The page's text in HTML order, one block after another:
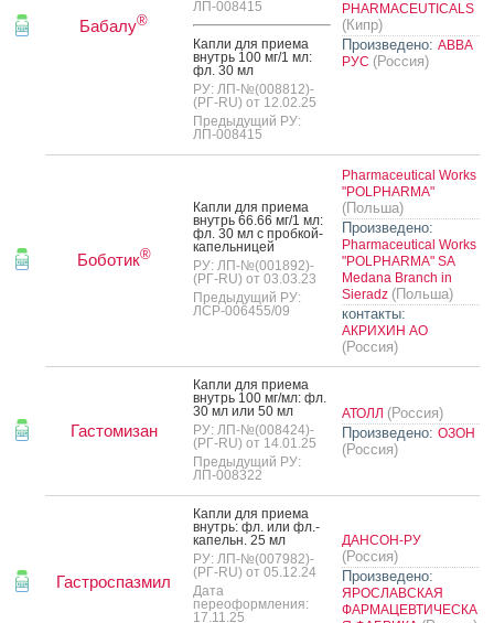
Бабалу®
ЛП-008415
Кап­ли для при­ема
внутрь 100 мг/1 мл:
фл. 30 мл
РУ: ЛП-№(008812)-
(РГ-RU) от 12.02.25
Предыдущий РУ:
ЛП-008415
PHARMACEUTICALS
(Кипр)
Произведено: АВВА
РУС (Россия)
Боботик®
Кап­ли для при­ема
внутрь 66.66 мг/1 мл:
фл. 30 мл с проб­кой-
ка­пель­ни­цей
РУ: ЛП-№(001892)-
(РГ-RU) от 03.03.23
Предыдущий РУ:
ЛСР-006455/09
Pharmaceutical Works
"POLPHARMA"
(Польша)
Произведено:
Pharmaceutical Works
"POLPHARMA" SA
Medana Branch in
Sieradz (Польша)
контакты:
АКРИХИН АО
(Россия)
Гастомизан
Кап­ли для при­ема
внутрь 100 мг/мл: фл.
30 мл или 50 мл
РУ: ЛП-№(008424)-
(РГ-RU) от 14.01.25
Предыдущий РУ:
ЛП-008322
АТОЛЛ (Россия)
Произведено: ОЗОН
(Россия)
Гастроспазмил
Кап­ли для при­ема
внутрь: фл. или фл.-
ка­пельн. 25 мл
РУ: ЛП-№(007982)-
(РГ-RU) от 05.12.24
Дата
переоформления:
17.11.25
ДАНСОН-РУ
(Россия)
Произведено:
ЯРОСЛАВСКАЯ
ФАРМАЦЕВТИЧЕСКА